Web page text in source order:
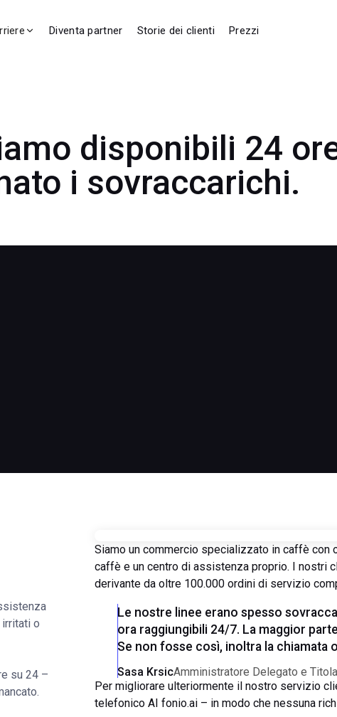
Diventa partner Storie dei clienti Prezzi
disponibili 24
i sovraccarichi.
o
su 24 –
Siamo un commercio specializzato in caffè con
caffè e un centro di assistenza proprio. I nostri
derivante da oltre 100.000 ordini di servizio
Le nostre linee erano spesso
ora raggiungibili 24/7. La maggior
Se non fosse così, inoltra la chiamata
Sasa KrsicAmministratore Delegato e
Per migliorare ulteriormente il nostro servizio
telefonico AI fonio.ai – in modo che nessuna